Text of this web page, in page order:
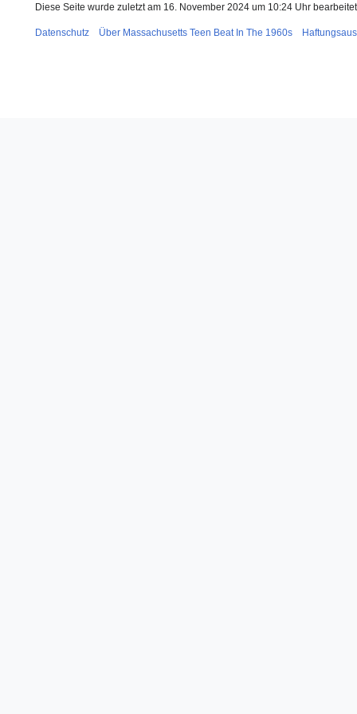
Diese Seite wurde zuletzt am 16. November 2024 um 10:24 Uhr
Datenschutz Über Massachusetts Teen Beat In The 1960s